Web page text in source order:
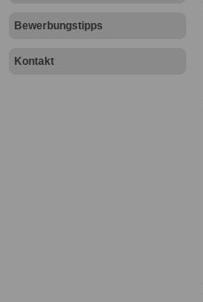
Bewerbungstipps
Kontakt